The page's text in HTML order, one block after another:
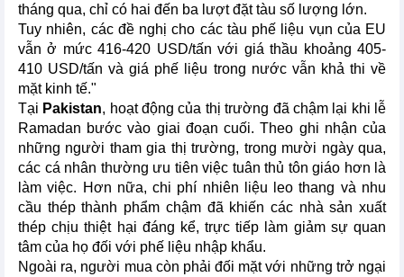
tháng qua, chỉ có hai đến ba lượt đặt tàu số lượng lớn.
Tuy nhiên, các đề nghị cho các tàu phế liệu vụn của EU
vẫn ở mức 416-420 USD/tấn với giá thầu khoảng 405-
410 USD/tấn và giá phế liệu trong nước vẫn khả thi về
mặt kinh tế."
Tại Pakistan, hoạt động của thị trường đã chậm lại khi lễ
Ramadan bước vào giai đoạn cuối. Theo ghi nhận của
những người tham gia thị trường, trong mười ngày qua,
các cá nhân thường ưu tiên việc tuân thủ tôn giáo hơn là
làm việc. Hơn nữa, chi phí nhiên liệu leo thang và nhu
cầu thép thành phẩm chậm đã khiến các nhà sản xuất
thép chịu thiệt hại đáng kể, trực tiếp làm giảm sự quan
tâm của họ đối với phế liệu nhập khẩu.
Ngoài ra, người mua còn phải đối mặt với những trở ngại